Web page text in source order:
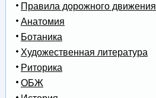
Правила дорожного движения
Анатомия
Ботаника
Художественная литература
Риторика
ОБЖ